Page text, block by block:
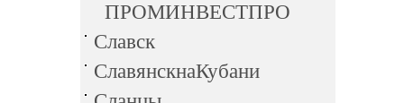
ПРОМИНВЕСТПРО
Славск
СлавянскнаКубани